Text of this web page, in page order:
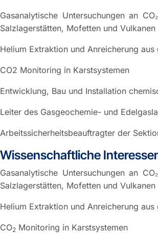
Gasanalytische Untersuchungen an
Salzlagerstätten, Mofetten und Vulkanen
Helium Extraktion und Anreicherung
CO2 Monitoring in Karstsystemen
Entwicklung, Bau und Installation
Leiter des Gasgeochemie- und
Arbeitssicherheitsbeauftragter der
Wissenschaftliche
Gasanalytische Untersuchungen an
Salzlagerstätten, Mofetten und Vulkanen
Helium Extraktion und Anreicherung
CO2 Monitoring in Karstsystemen